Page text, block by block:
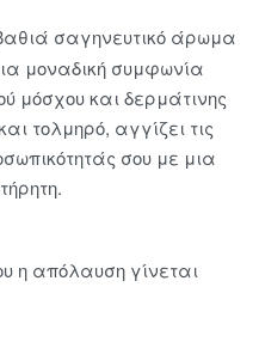
σαγηνευτικό άρωμα
μοναδική συμφωνία
μόσχου και δερμάτινης
τολμηρό, αγγίζει τις
σου με μια
η απόλαυση γίνεται